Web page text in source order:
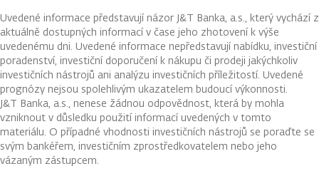
Uvedené informace představují názor J&T Banka, a.s., který vychází z
aktuálně dostupných informací v čase jeho zhotovení k výše
uvedenému dni. Uvedené informace nepředstavují nabídku, investiční
poradenství, investiční doporučení k nákupu či prodeji jakýchkoliv
investičních nástrojů ani analýzu investičních příležitostí. Uvedené
prognózy nejsou spolehlivým ukazatelem budoucí výkonnosti.
J&T Banka, a.s., nenese žádnou odpovědnost, která by mohla
vzniknout v důsledku použití informací uvedených v tomto
materiálu. O případné vhodnosti investičních nástrojů se poraďte se
svým bankéřem, investičním zprostředkovatelem nebo jeho
vázaným zástupcem.